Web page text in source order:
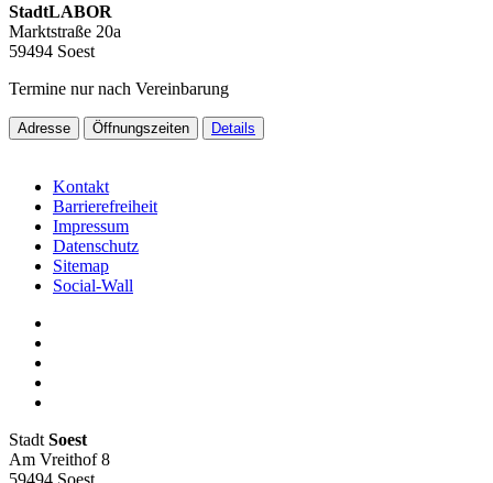
StadtLABOR
Marktstraße 20a
59494 Soest
Termine nur nach Vereinbarung
Adresse Öffnungszeiten Details
Kontakt
Barrierefreiheit
Impressum
Datenschutz
Sitemap
Social-Wall
Stadt Soest
Am Vreithof 8